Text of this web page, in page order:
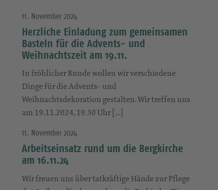
11. November 2024
Herzliche Einladung zum gemeinsamen
Basteln für die Advents- und
Weihnachtszeit am 19.11.
In fröhlicher Runde wollen wir verschiedene
Dinge für die Advents- und
Weihnachtsdekoration gestalten. Wir treffen uns
am 19.11.2024, 19.30 Uhr […]
11. November 2024
Arbeitseinsatz rund um die Bergkirche
am 16.11.24
Wir freuen uns über tatkräftige Hände zur Pflege